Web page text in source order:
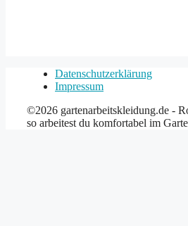
Datenschutzerklärung
Impressum
©2026 gartenarbeitskleidung.de -
so arbeitest du komfortabel im